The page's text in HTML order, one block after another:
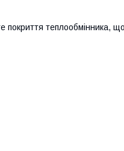
покриття теплообмінника,